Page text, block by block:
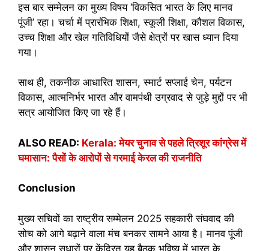
इस बार सम्मेलन का मुख्य विषय ‘विकसित भारत के लिए मानव
पूंजी’ रहा। चर्चा में प्रारंभिक शिक्षा, स्कूली शिक्षा, कौशल विकास,
उच्च शिक्षा और खेल गतिविधियों जैसे क्षेत्रों पर खास ध्यान दिया
गया।
साथ ही, तकनीक आधारित शासन, स्मार्ट सप्लाई चेन, पर्यटन
विकास, आत्मनिर्भर भारत और वामपंथी उग्रवाद से जुड़े मुद्दों पर भी
सत्र आयोजित किए जा रहे हैं।
ALSO READ: Kerala: मेयर चुनाव से पहले त्रिशूर कांग्रेस में
घमासान: पैसों के आरोपों से गरमाई केरल की राजनीति
Conclusion
मुख्य सचिवों का राष्ट्रीय सम्मेलन 2025 सहकारी संघवाद की
सोच को आगे बढ़ाने वाला मंच बनकर सामने आया है। मानव पूंजी
और शासन सुधारों पर केंद्रित यह बैठक भविष्य में भारत के